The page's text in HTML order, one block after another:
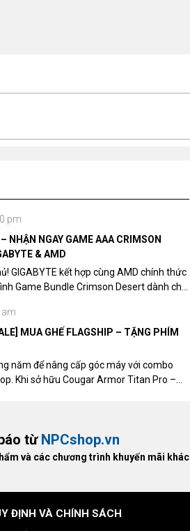
pm
NHẬN NGAY GAME AAA CRIMSON
& AMD
GIGABYTE kết hợp cùng AMD chính thức
Game Bundle Crimson Desert dành cho
am
MUA GHẾ FLAGSHIP – TẶNG PHÍM
năm để nâng cấp góc máy với combo
Khi sở hữu Cougar Armor Titan Pro –
từ NPCshop.vn
và các chương trình khuyến mãi khác
ĐỊNH VÀ CHÍNH SÁCH